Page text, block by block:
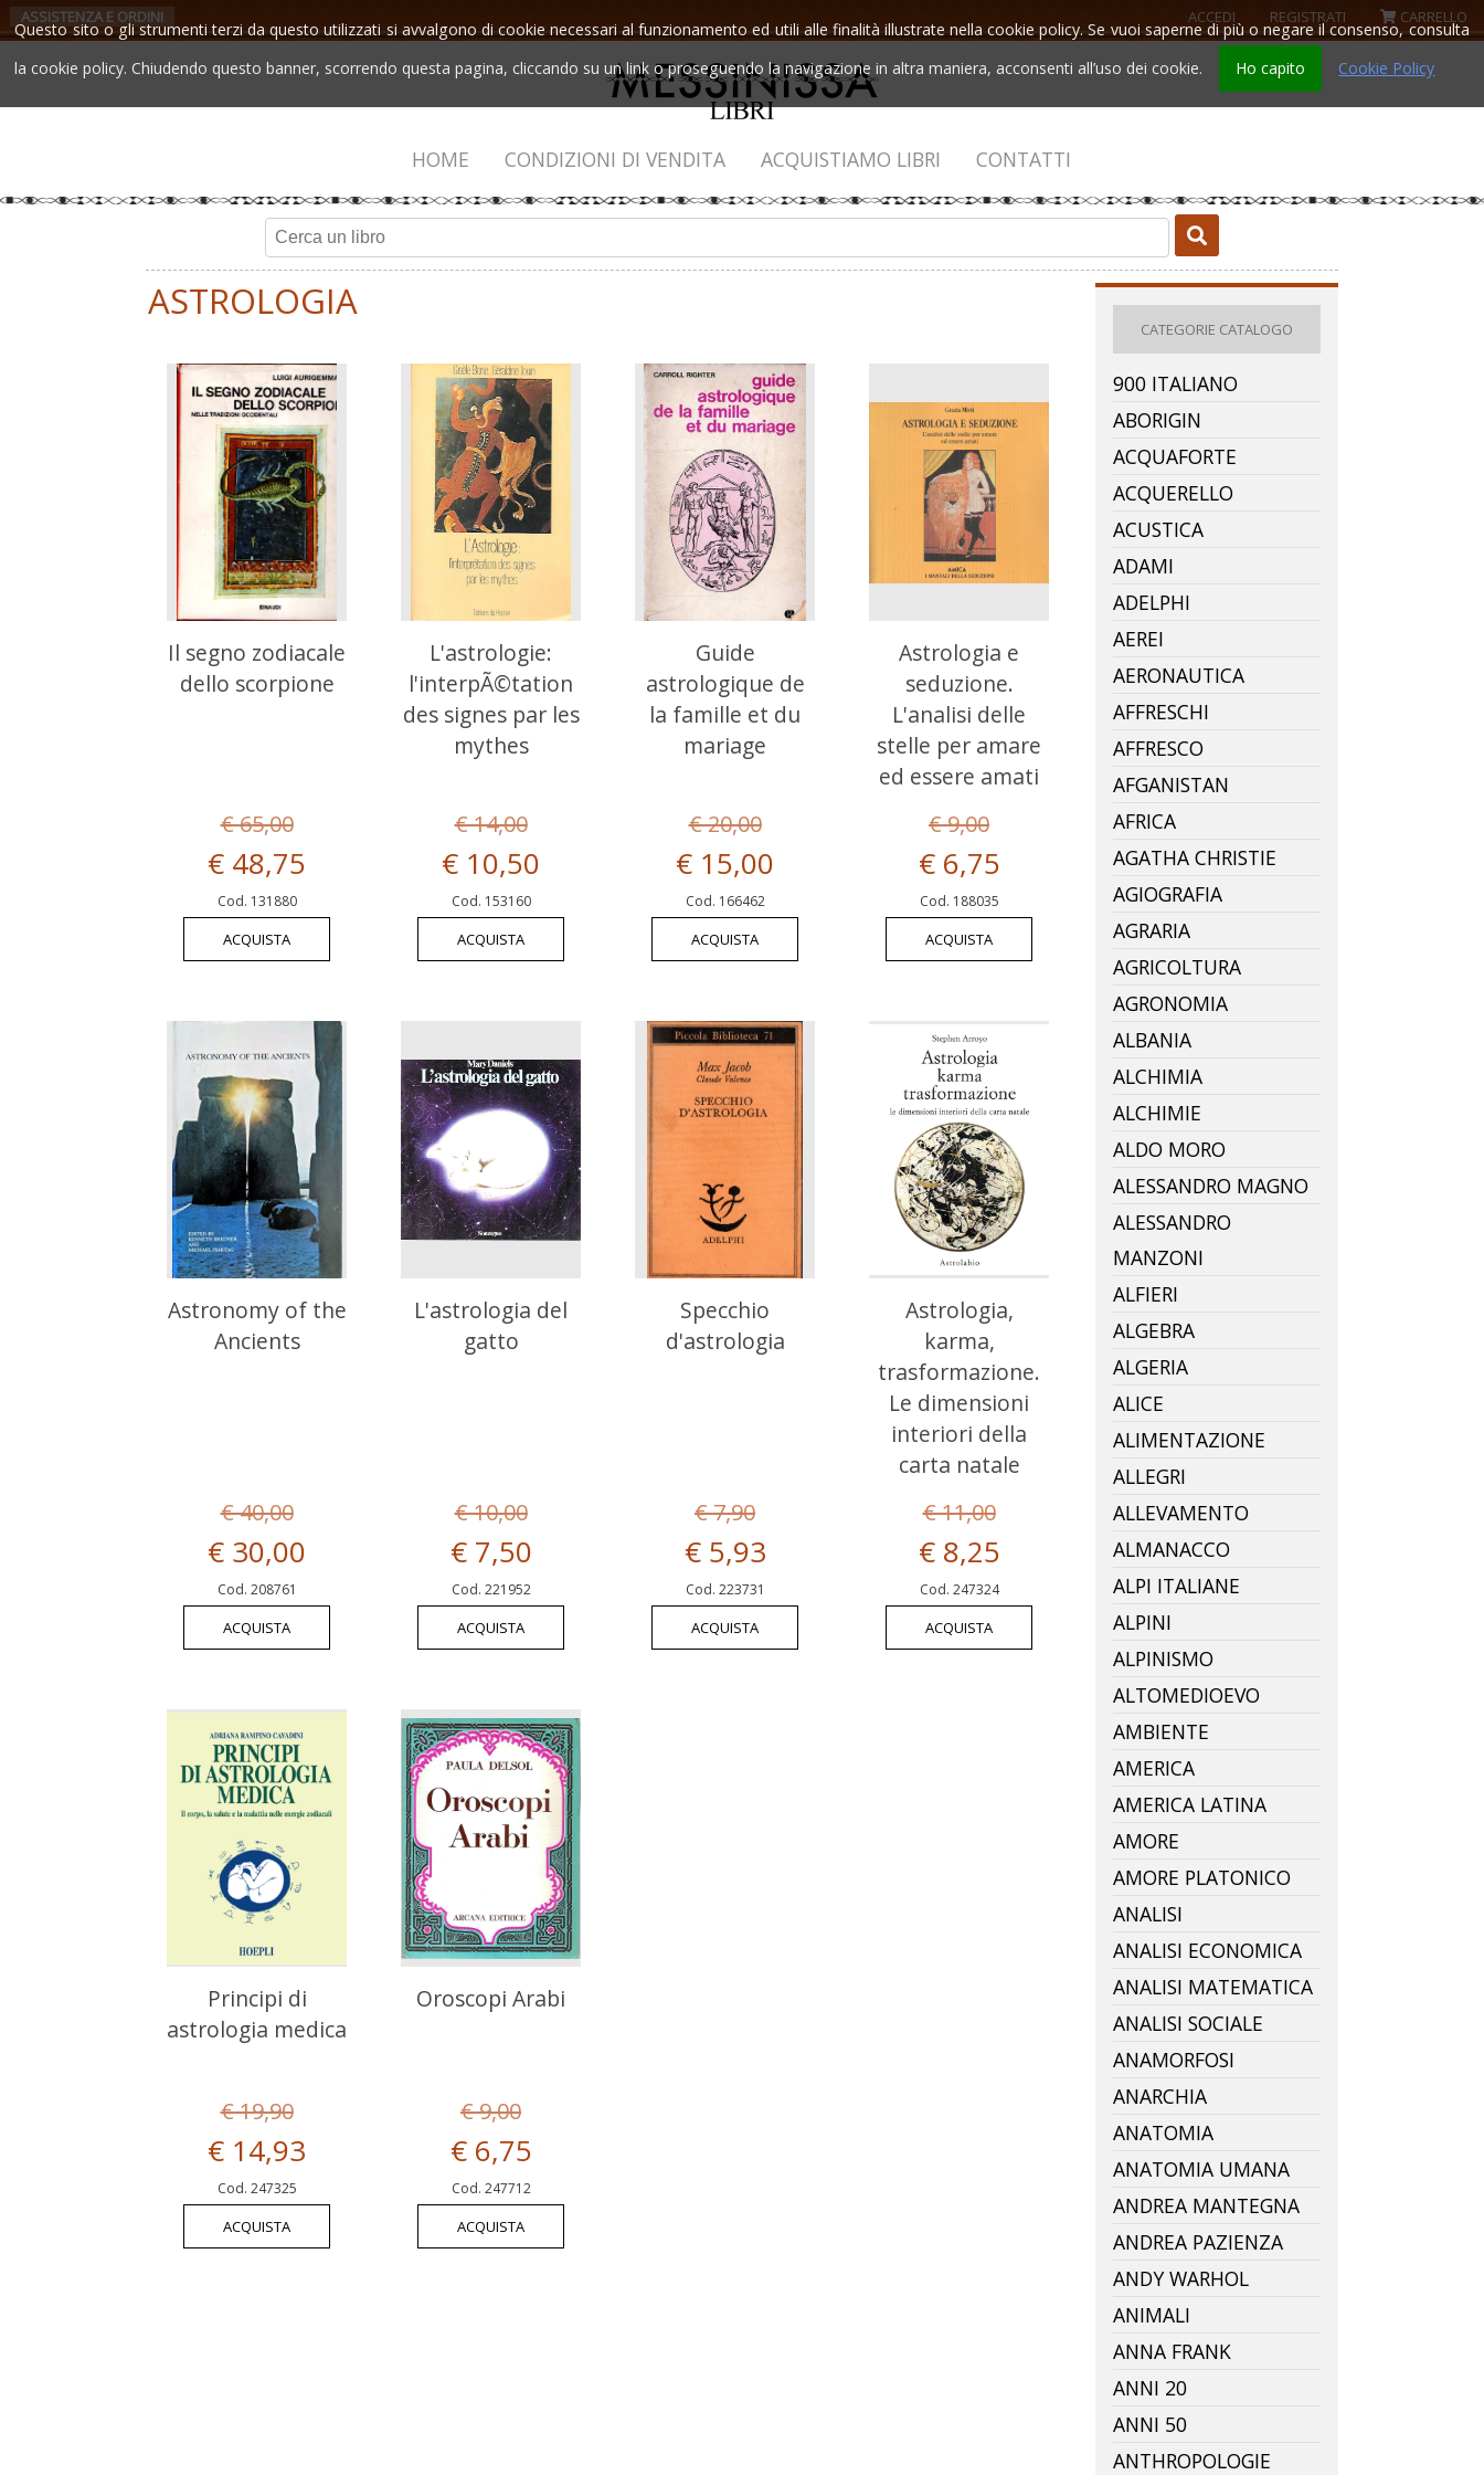
Questo sito o gli strumenti terzi da questo utilizzati si avvalgono di cookie necessari al funzionamento ed utili alle finalità illustrate nella cookie policy. Se vuoi saperne di più o negare il consenso, consulta
la cookie policy. Chiudendo questo banner, scorrendo questa pagina, cliccando su un link o proseguendo la navigazione in altra maniera, acconsenti all’uso dei cookie.
Ho capito Cookie Policy
ASSISTENZA E ORDINI ACCEDI REGISTRATI CARRELLO
HOME CONDIZIONI DI VENDITA ACQUISTIAMO LIBRI CONTATTI
ASTROLOGIA
Il segno zodiacale
dello scorpione
€ 65,00
€ 48,75
Cod. 131880
ACQUISTA
L'astrologie:
l'interpÃ©tation
des signes par les
mythes
€ 14,00
€ 10,50
Cod. 153160
ACQUISTA
Guide
astrologique de
la famille et du
mariage
€ 20,00
€ 15,00
Cod. 166462
ACQUISTA
Astrologia e
seduzione.
L'analisi delle
stelle per amare
ed essere amati
€ 9,00
€ 6,75
Cod. 188035
ACQUISTA
Astronomy of the
Ancients
€ 40,00
€ 30,00
Cod. 208761
ACQUISTA
L'astrologia del
gatto
€ 10,00
€ 7,50
Cod. 221952
ACQUISTA
Specchio
d'astrologia
€ 7,90
€ 5,93
Cod. 223731
ACQUISTA
Astrologia,
karma,
trasformazione.
Le dimensioni
interiori della
carta natale
€ 11,00
€ 8,25
Cod. 247324
ACQUISTA
Principi di
astrologia medica
€ 19,90
€ 14,93
Cod. 247325
ACQUISTA
Oroscopi Arabi
€ 9,00
€ 6,75
Cod. 247712
ACQUISTA
CATEGORIE CATALOGO
900 ITALIANO
ABORIGIN
ACQUAFORTE
ACQUERELLO
ACUSTICA
ADAMI
ADELPHI
AEREI
AERONAUTICA
AFFRESCHI
AFFRESCO
AFGANISTAN
AFRICA
AGATHA CHRISTIE
AGIOGRAFIA
AGRARIA
AGRICOLTURA
AGRONOMIA
ALBANIA
ALCHIMIA
ALCHIMIE
ALDO MORO
ALESSANDRO MAGNO
ALESSANDRO
MANZONI
ALFIERI
ALGEBRA
ALGERIA
ALICE
ALIMENTAZIONE
ALLEGRI
ALLEVAMENTO
ALMANACCO
ALPI ITALIANE
ALPINI
ALPINISMO
ALTOMEDIOEVO
AMBIENTE
AMERICA
AMERICA LATINA
AMORE
AMORE PLATONICO
ANALISI
ANALISI ECONOMICA
ANALISI MATEMATICA
ANALISI SOCIALE
ANAMORFOSI
ANARCHIA
ANATOMIA
ANATOMIA UMANA
ANDREA MANTEGNA
ANDREA PAZIENZA
ANDY WARHOL
ANIMALI
ANNA FRANK
ANNI 20
ANNI 50
ANTHROPOLOGIE